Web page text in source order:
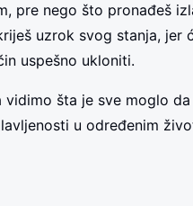
pre nego što pronađeš
uzrok svog stanja, jer
uspešno ukloniti.
vidimo šta je sve moglo
u određenim